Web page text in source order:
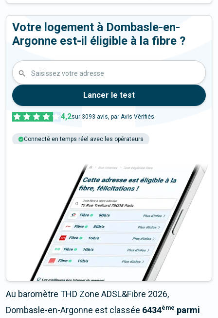
Votre logement à Dombasle-en-
Argonne est-il éligible à la fibre ?
Saisissez votre adresse
Lancer le test
4,2sur 3093 avis, par Avis Vérifiés
Connecté en temps réel avec les opérateurs
Au baromètre THD Zone ADSL&Fibre 2026,
Dombasle-en-Argonne est classée 6434ème parmi